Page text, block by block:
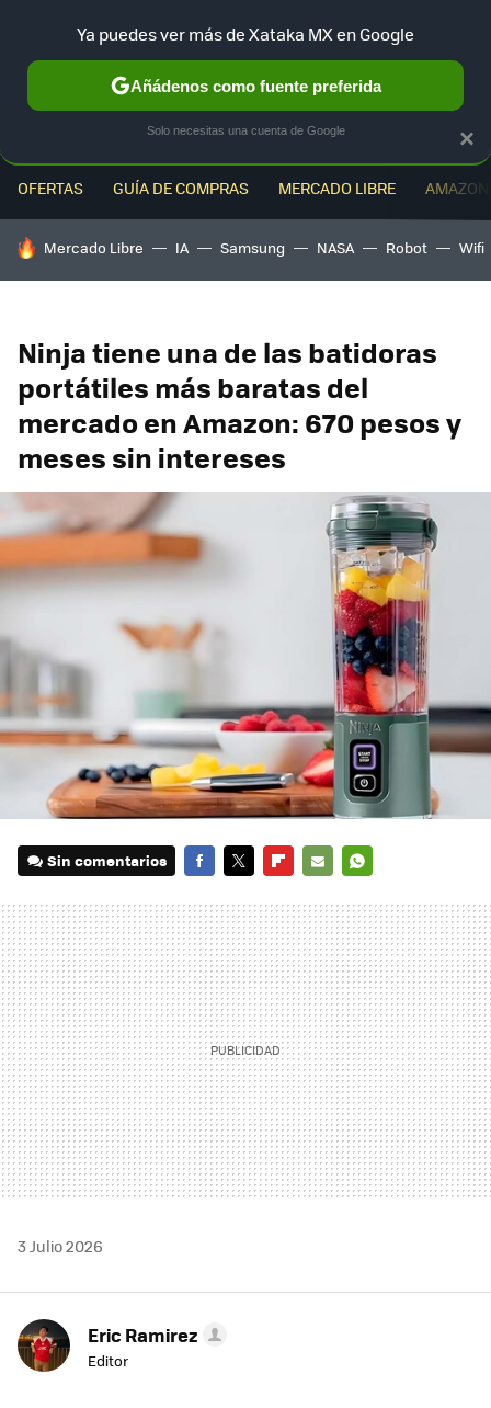
OFERTAS GUÍA DE COMPRAS MERCADO LIBRE
HOY SE HABLA DE
Mercado Libre IA Samsung NASA Robot Wifi
Ninja tiene una de las batidoras
portátiles más baratas del
mercado en Amazon: 670 pesos y
meses sin intereses
Sin comentarios
MAIL
3 Julio 2026
Eric Ramirez
Editor
×
Ya puedes ver más de Xataka MX en Google
Añádenos como fuente preferida
Solo necesitas una cuenta de Google